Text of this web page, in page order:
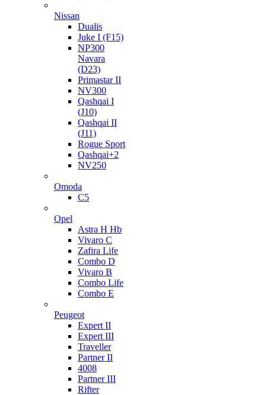
Nissan
Dualis
Juke I (F15)
NP300
Navara
(D23)
Primastar II
NV300
Qashqai I
(J10)
Qashqai II
(J11)
Rogue Sport
Qashqai+2
NV250
Omoda
C5
Opel
Astra H Hb
Vivaro C
Zafira Life
Combo D
Vivaro B
Combo Life
Combo E
Peugeot
Expert II
Expert III
Traveller
Partner II
4008
Partner III
Rifter